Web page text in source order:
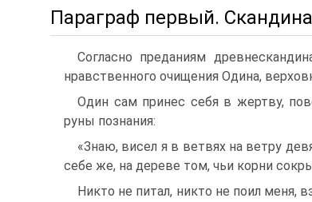
Параграф первый.
Согласно преданиям
нравственного очищения Одина,
Один сам принес себя в жертву,
руны познания:
«Знаю, висел я в ветвях на ветру
себе же, на дереве том, чьи корни
Никто не питал, никто не поил меня,